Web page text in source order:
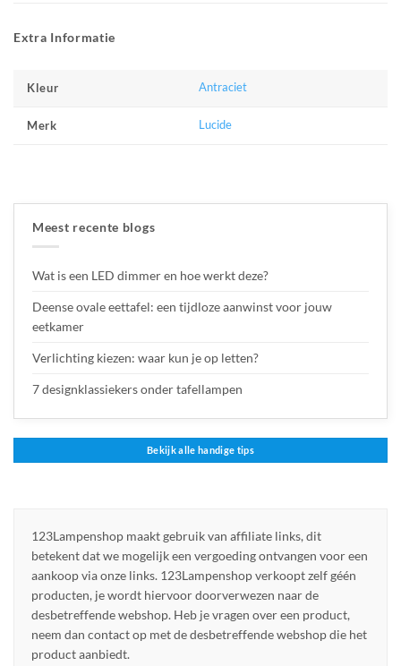
Extra Informatie
Kleur Antraciet
Merk Lucide
Meest recente blogs
Wat is een LED dimmer en hoe werkt deze?
Deense ovale eettafel: een tijdloze aanwinst voor jouw
eetkamer
Verlichting kiezen: waar kun je op letten?
7 designklassiekers onder tafellampen
Bekijk alle handige tips
123Lampenshop maakt gebruik van affiliate links, dit
betekent dat we mogelijk een vergoeding ontvangen voor een
aankoop via onze links. 123Lampenshop verkoopt zelf géén
producten, je wordt hiervoor doorverwezen naar de
desbetreffende webshop. Heb je vragen over een product,
neem dan contact op met de desbetreffende webshop die het
product aanbiedt.